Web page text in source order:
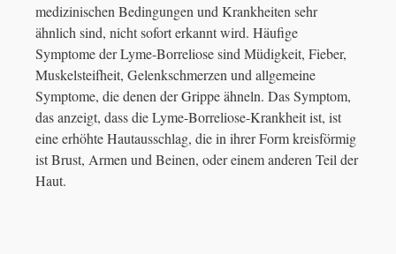
medizinischen Bedingungen und Krankheiten sehr
ähnlich sind, nicht sofort erkannt wird. Häufige
Symptome der Lyme-Borreliose sind Müdigkeit, Fieber,
Muskelsteifheit, Gelenkschmerzen und allgemeine
Symptome, die denen der Grippe ähneln. Das Symptom,
das anzeigt, dass die Lyme-Borreliose-Krankheit ist, ist
eine erhöhte Hautausschlag, die in ihrer Form kreisförmig
ist Brust, Armen und Beinen, oder einem anderen Teil der
Haut.